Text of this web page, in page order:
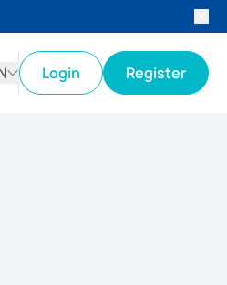
Login Register